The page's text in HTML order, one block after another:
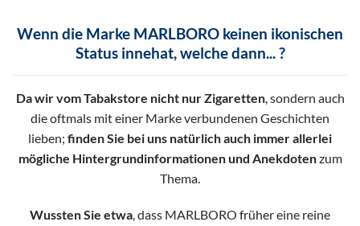
Wenn die Marke MARLBORO keinen ikonischen
Status innehat, welche dann... ?
Da wir vom Tabakstore nicht nur Zigaretten, sondern auch
die oftmals mit einer Marke verbundenen Geschichten
lieben; finden Sie bei uns natürlich auch immer allerlei
mögliche Hintergrundinformationen und Anekdotenzum
Thema.
Wussten Sie etwa, dass MARLBORO früher eine reine